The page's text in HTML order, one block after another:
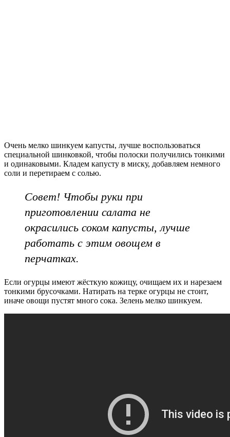
Очень мелко шинкуем капусты, лучше воспользоваться
специальной шинковкой, чтобы полоски получились тонкими
и одинаковыми. Кладем капусту в миску, добавляем немного
соли и перетираем с солью.
Совет! Чтобы руки при
приготовлении салата не
окрасились соком капусты, лучше
работать с этим овощем в
перчатках.
Если огурцы имеют жёсткую кожицу, очищаем их и нарезаем
тонкими брусочками. Натирать на терке огурцы не стоит,
иначе овощи пустят много сока. Зелень мелко шинкуем.